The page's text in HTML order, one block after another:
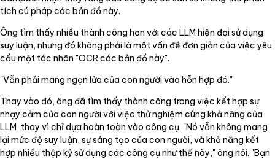
tích cú pháp các bản đồ này.
Ông tìm thấy nhiều thành công hơn với các LLM hiện đại sử dụng
suy luận, nhưng đó không phải là một vấn đề đơn giản của việc yêu
cầu một tác nhân "OCR các bản đồ này".
"Vẫn phải mang ngọn lửa của con người vào hỗn hợp đó."
Thay vào đó, ông đã tìm thấy thành công trong việc kết hợp sự
nhạy cảm của con người với việc thử nghiệm cùng khả năng của
LLM, thay vì chỉ dựa hoàn toàn vào công cụ. "Nó vẫn không mang
lại mức độ suy luận, sự sáng tạo của con người, và khả năng kết
hợp nhiều thập kỷ sử dụng các công cụ như thế này," ông nói. "Bạn